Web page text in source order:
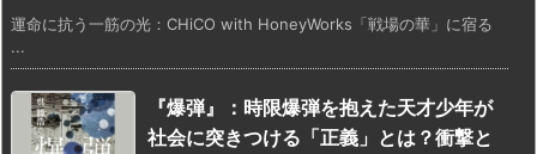
運命に抗う一筋の光：CHiCO with HoneyWorks「戦場の華」に宿る
...
『爆弾』：時限爆弾を抱えた天才少年が
社会に突きつける「正義」とは？衝撃と